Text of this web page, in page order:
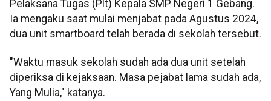
Pelaksana Tugas (Plt) Kepala SMP Negeri 1 Gebang.
Ia mengaku saat mulai menjabat pada Agustus 2024,
dua unit smartboard telah berada di sekolah tersebut.
"Waktu masuk sekolah sudah ada dua unit setelah
diperiksa di kejaksaan. Masa pejabat lama sudah ada,
Yang Mulia," katanya.